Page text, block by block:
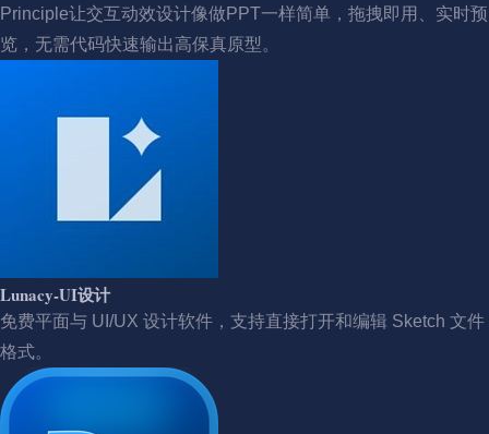
Principle让交互动效设计像做PPT一样简单，拖拽即用、实时预
览，无需代码快速输出高保真原型。
Lunacy-UI设计
免费平面与 UI/UX 设计软件，支持直接打开和编辑 Sketch 文件
格式。